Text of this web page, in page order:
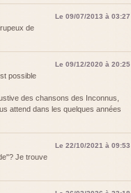
Le 09/07/2013 à 03:27
de
Le 09/12/2020 à 20:25
possible
des chansons des Inconnus,
attend dans les quelques années
Le 22/10/2021 à 09:53
Je trouve